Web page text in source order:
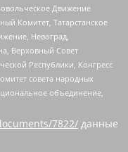
Движение
Комитет, Татарстанское
Невоград,
Верховный Совет
Республики, Конгресс
совета народных
объединение,
7822/ данные